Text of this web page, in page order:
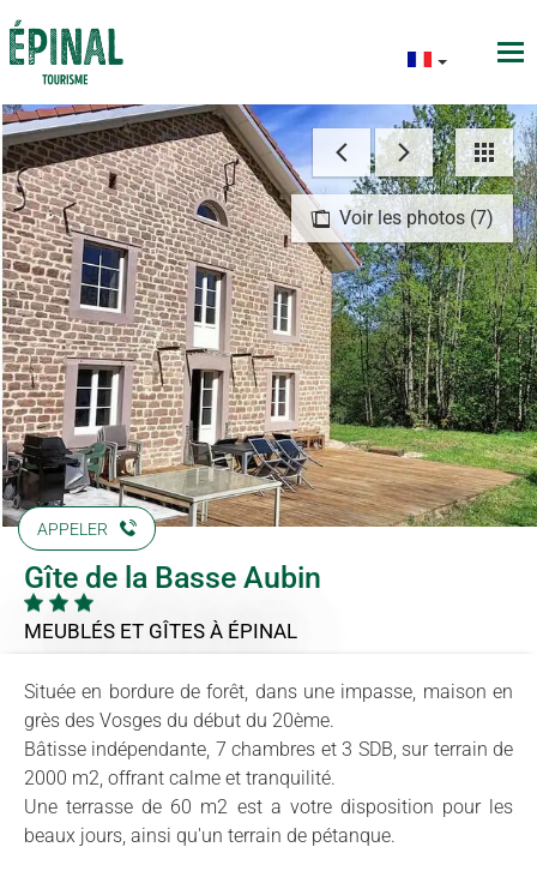
Voir les photos (7)
APPELER
Gîte de la Basse Aubin
MEUBLÉS ET GÎTES À ÉPINAL
Située en bordure de forêt, dans une impasse, maison en
grès des Vosges du début du 20ème.
Bâtisse indépendante, 7 chambres et 3 SDB, sur terrain de
2000 m2, offrant calme et tranquilité.
Une terrasse de 60 m2 est a votre disposition pour les
beaux jours, ainsi qu'un terrain de pétanque.